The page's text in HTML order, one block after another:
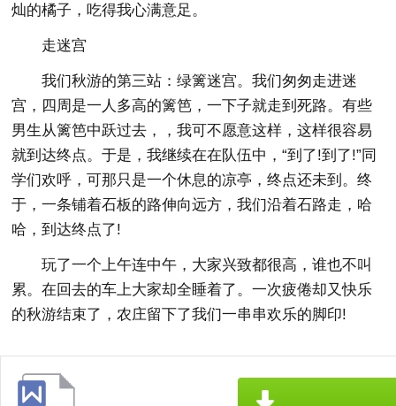
灿的橘子，吃得我心满意足。
走迷宫
我们秋游的第三站：绿篱迷宫。我们匆匆走进迷
宫，四周是一人多高的篱笆，一下子就走到死路。有些
男生从篱笆中跃过去，，我可不愿意这样，这样很容易
就到达终点。于是，我继续在在队伍中，“到了!到了!”同
学们欢呼，可那只是一个休息的凉亭，终点还未到。终
于，一条铺着石板的路伸向远方，我们沿着石路走，哈
哈，到达终点了!
玩了一个上午连中午，大家兴致都很高，谁也不叫
累。在回去的车上大家却全睡着了。一次疲倦却又快乐
的秋游结束了，农庄留下了我们一串串欢乐的脚印!